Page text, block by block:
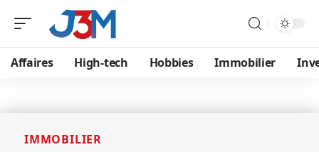
Affaires High-tech Hobbies Immobilier
IMMOBILIER